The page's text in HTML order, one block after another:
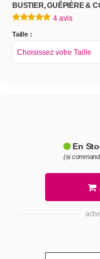
BUSTIER, GUÊPIÈRE &
4 avis
Taille :
En
(si